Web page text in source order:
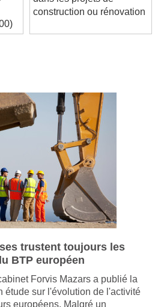
dans les projets de
trustent toujours les
BTP européen
Forvis Mazars a publié la
sur l'évolution de l'activité